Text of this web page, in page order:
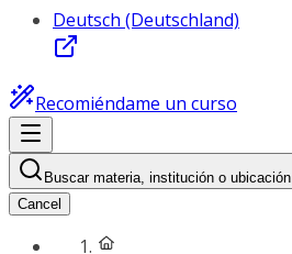
Deutsch (Deutschland)
Recomiéndame un curso
Buscar materia, institución o ubicación
Cancel